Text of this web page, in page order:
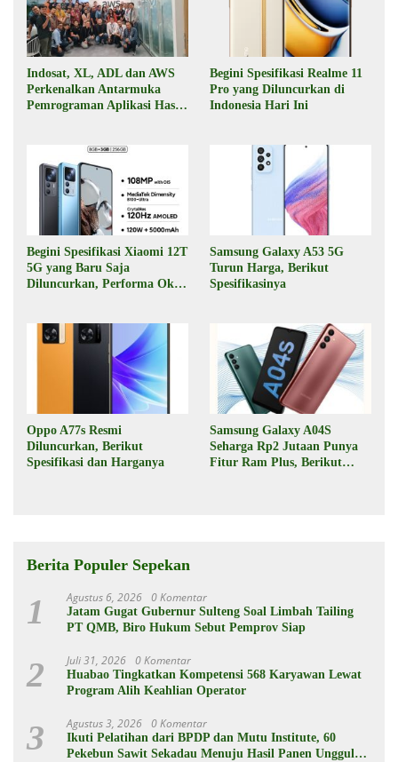
Indosat, XL, ADL dan AWS
Perkenalkan Antarmuka
Pemrograman Aplikasi Hasil
Begini Spesifikasi Realme 11
Pro yang Diluncurkan di
Indonesia Hari Ini
Begini Spesifikasi Xiaomi 12T
5G yang Baru Saja
Diluncurkan, Performa Oke,
Samsung Galaxy A53 5G
Turun Harga, Berikut
Spesifikasinya
Oppo A77s Resmi
Diluncurkan, Berikut
Spesifikasi dan Harganya
Samsung Galaxy A04S
Seharga Rp2 Jutaan Punya
Fitur Ram Plus, Berikut
Berita Populer Sepekan
1 Agustus 6, 2026 0 Komentar
Jatam Gugat Gubernur Sulteng Soal Limbah Tailing
PT QMB, Biro Hukum Sebut Pemprov Siap
2 Juli 31, 2026 0 Komentar
Huabao Tingkatkan Kompetensi 568 Karyawan Lewat
Program Alih Keahlian Operator
3 Agustus 3, 2026 0 Komentar
Ikuti Pelatihan dari BPDP dan Mutu Institute, 60
Pekebun Sawit Sekadau Menuju Hasil Panen Unggul